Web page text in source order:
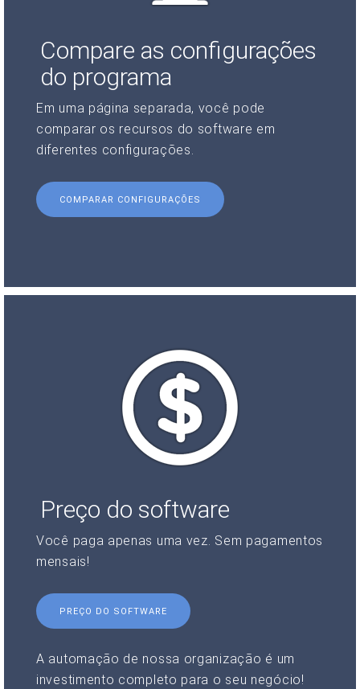
Compare as configurações
do programa
Em uma página separada, você pode
comparar os recursos do software em
diferentes configurações.
COMPARAR CONFIGURAÇÕES
Preço do software
Você paga apenas uma vez. Sem pagamentos
mensais!
PREÇO DO SOFTWARE
A automação de nossa organização é um
investimento completo para o seu negócio!